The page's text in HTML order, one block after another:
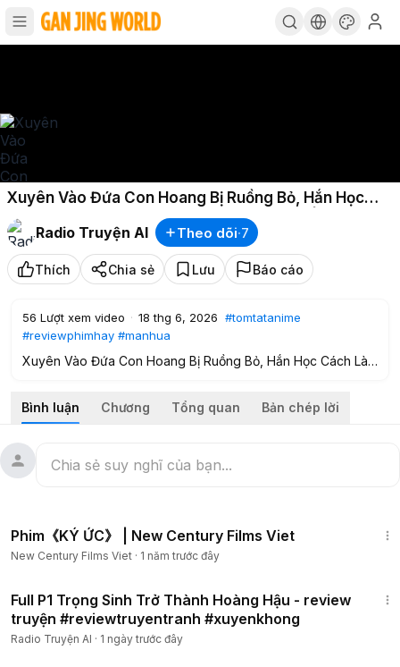
Xuyên Vào Đứa Con Hoang Bị Ruồng Bỏ, Hắn Học
Cách Làm Giàu Lấy Nhiều Vợ và Nổi Tiếng | P106
Radio Truyện AI
Theo dõi·7
Thích Chia sẻ Lưu Báo cáo
56 Lượt xem video · 18 thg 6, 2026 #tomtatanime
#reviewphimhay #manhua
Xuyên Vào Đứa Con Hoang Bị Ruồng Bỏ, Hắn Học Cách Làm
-----//------
------------------------------------------------
lực ra nhiều video hay nha:
VCB: 0041000287656 - HVC
✧ Video do Thúy Lan Review sản xuất, cấm reup dưới mọi
hình thức.
#reviewphimhay
#manhua
#manga
Bình luận Chương Tổng quan Bản chép lời
Phim《KÝ ỨC》 | New Century Films Viet
New Century Films Viet · 1 năm trước đây
Full P1 Trọng Sinh Trở Thành Hoàng Hậu - review
truyện #reviewtruyentranh #xuyenkhong
Radio Truyện AI · 1 ngày trước đây